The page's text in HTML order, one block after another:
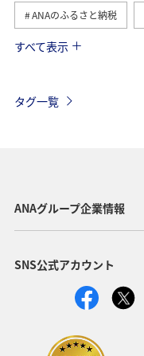
ANAのふるさと納税
春 アオリイカ
すべて表示
タグ一覧
ANAグループ企業情報
SNS公式アカウント